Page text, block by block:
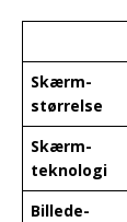
Skærm-
størrelse
Skærm-
teknologi
Billede-